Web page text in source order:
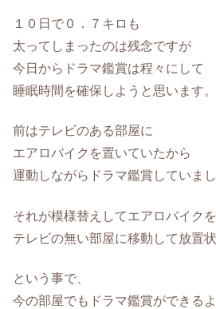
１０日で０．７キロも
太ってしまったのは残念ですが
今日からドラマ鑑賞は程々にして
睡眠時間を確保しようと思います。
前はテレビのある部屋に
エアロバイクを置いていたから
運動しながらドラマ鑑賞していまし
それが模様替えしてエアロバイクを
テレビの無い部屋に移動して放置状
という事で、
今の部屋でもドラマ鑑賞ができる